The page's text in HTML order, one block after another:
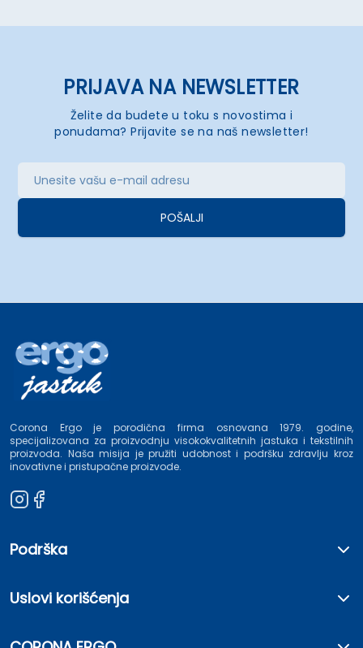
PRIJAVA NA NEWSLETTER
Želite da budete u toku s novostima i
ponudama? Prijavite se na naš newsletter!
POŠALJI
Corona Ergo je porodična firma osnovana 1979. godine,
specijalizovana za proizvodnju visokokvalitetnih jastuka i tekstilnih
proizvoda. Naša misija je pružiti udobnost i podršku zdravlju kroz
inovativne i pristupačne proizvode.
Podrška
Uslovi korišćenja